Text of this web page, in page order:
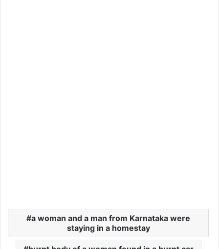
a woman and a man from Karnataka were
staying in a homestay